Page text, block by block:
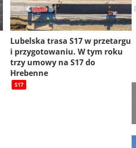
Lubelska trasa S17 w przetargu
i przygotowaniu. W tym roku
trzy umowy na S17 do
Hrebenne
S17